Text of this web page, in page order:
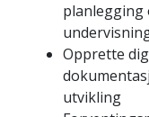
planlegging
Opprette
utvikling